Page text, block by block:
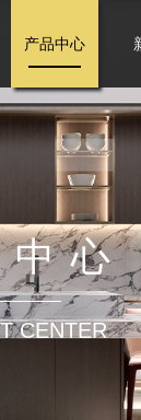
产品中心
中心
CENTER